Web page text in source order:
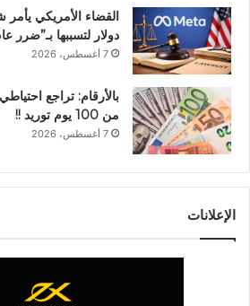
القضاء الأمريكي
دولار لتسببها بـ”ضرر
7 أغسطس، 2026
بالأرقام: تراجع
من 100 يوم توريد !!
7 أغسطس، 2026
الإعلانات